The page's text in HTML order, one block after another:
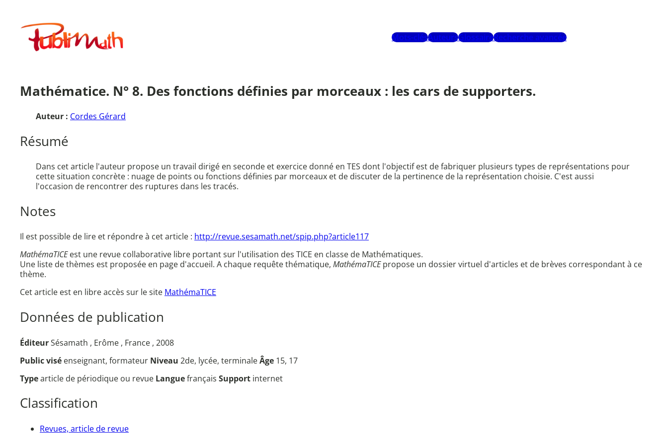
contenuPublimath
Mots-clésAuteursGlossaireRecherche avancée
Mathématice. N° 8. Des fonctions définies par morceaux : les cars de supporters.
Auteur : Cordes Gérard
Résumé
Dans cet article l'auteur propose un travail dirigé en seconde et exercice donné en TES dont l'objectif est de fabriquer plusieurs types de représentations pour
cette situation concrète : nuage de points ou fonctions définies par morceaux et de discuter de la pertinence de la représentation choisie. C'est aussi
l'occasion de rencontrer des ruptures dans les tracés.
Notes
Il est possible de lire et répondre à cet article : http://revue.sesamath.net/spip.php?article117
MathémaTICEest une revue collaborative libre portant sur l'utilisation des TICE en classe de Mathématiques.
Une liste de thèmes est proposée en page d'accueil. A chaque requête thématique, MathémaTICEpropose un dossier virtuel d'articles et de brèves correspondant à ce
thème.
Cet article est en libre accès sur le site MathémaTICE
Données de publication
ÉditeurSésamath , Erôme , France , 2008
Public visé enseignant, formateur Niveau 2de, lycée, terminaleÂge 15, 17
Typearticle de périodique ou revue Languefrançais Support internet
Classification
Revues, article de revue